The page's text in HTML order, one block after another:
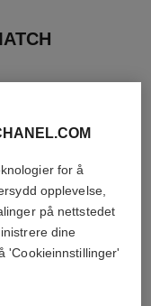
for å
opplevelse,
på nettstedet
dine
'Cookieinnstillinger'